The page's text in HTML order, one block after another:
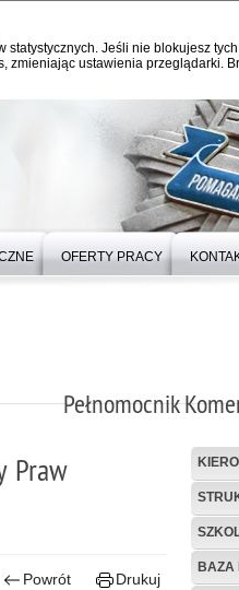
Jeśli nie blokujesz
ustawienia przeglądarki.
OFERTY PRACY
Pełnomocnik
Praw
Powrót Drukuj
BAZA